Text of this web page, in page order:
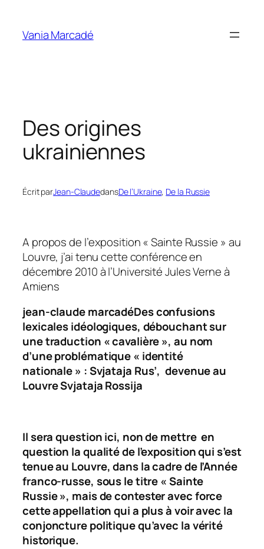
contenu
Vania Marcadé
Des origines
ukrainiennes
Écrit parJean-ClaudedansDe l’Ukraine, De la Russie
A propos de l’exposition « Sainte Russie » au
Louvre, j’ai tenu cette conférence en
décembre 2010 à l’Université Jules Verne à
Amiens
jean-claude marcadéDes confusions
lexicales idéologiques, débouchant sur
une traduction « cavalière », au nom
d’une problématique « identité
nationale » :Svjataja Rus’, devenue au
LouvreSvjataja Rossija
Il sera question ici, non de mettre en
question la qualité de l’exposition qui s’est
tenue au Louvre, dans la cadre de l’Année
franco-russe, sous le titre «Sainte
Russie», mais de contester avec force
cette appellation qui a plus à voir avec la
conjoncture politique qu’avec la vérité
historique.